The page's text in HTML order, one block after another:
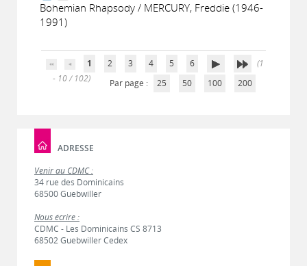
Bohemian Rhapsody / MERCURY, Freddie (1946-
1991)
1 2 3 4 5 6
(1
- 10 / 102)
Par page : 25 50 100 200
ADRESSE
Venir au CDMC :
34 rue des Dominicains
68500 Guebwiller
Nous écrire :
CDMC - Les Dominicains CS 8713
68502 Guebwiller Cedex